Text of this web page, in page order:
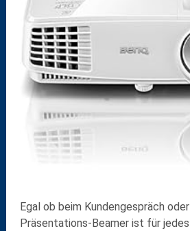
Egal ob beim Kundengespräch
Präsentations-Beamer ist für